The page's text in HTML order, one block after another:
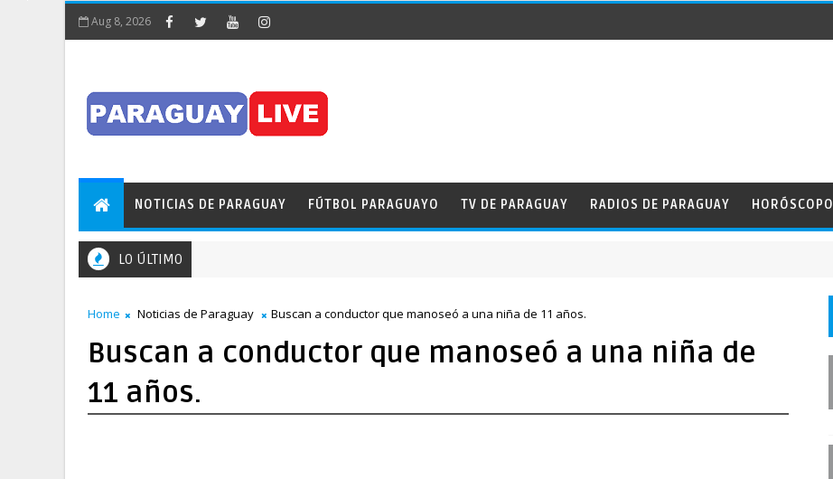
Aug 8, 2026
NOTICIAS DE PARAGUAY FÚTBOL PARAGUAYO TV DE PARAGUAY RADIOS DE PARAGUAY HORÓSCOPO
LO ÚLTIMO
Home Noticias de Paraguay Buscan a conductor que manoseó a una niña de 11 años.
Buscan a conductor que manoseó a una niña de
11 años.